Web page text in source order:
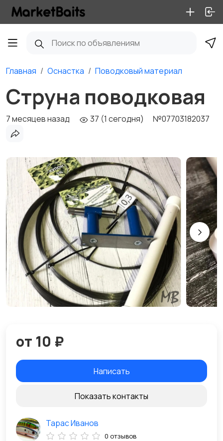
Главная Оснастка Поводковый материал
Струна поводковая
7 месяцев назад 37 (1 сегодня) №07703182037
от 10 ₽
Написать
Показать контакты
Тарас Иванов
0 отзывов